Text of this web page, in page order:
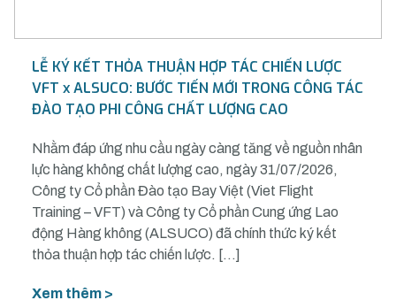
LỄ KÝ KẾT THỎA THUẬN HỢP TÁC CHIẾN LƯỢC
VFT x ALSUCO: BƯỚC TIẾN MỚI TRONG CÔNG TÁC
ĐÀO TẠO PHI CÔNG CHẤT LƯỢNG CAO
Nhằm đáp ứng nhu cầu ngày càng tăng về nguồn nhân
lực hàng không chất lượng cao, ngày 31/07/2026,
Công ty Cổ phần Đào tạo Bay Việt (Viet Flight
Training – VFT) và Công ty Cổ phần Cung ứng Lao
động Hàng không (ALSUCO) đã chính thức ký kết
thỏa thuận hợp tác chiến lược. […]
Xem thêm >